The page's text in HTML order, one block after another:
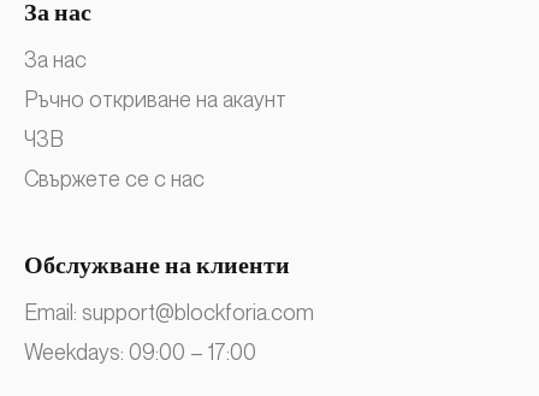
За нас
За нас
Ръчно откриване на акаунт
ЧЗВ
Свържете се с нас
Обслужване на клиенти
Email: support@blockforia.com
Weekdays: 09:00 – 17:00